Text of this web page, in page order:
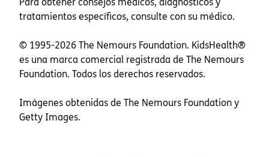
tratamientos específicos, consulte con su médico.
© 1995-2026 The Nemours Foundation. KidsHealth®
es una marca comercial registrada de The Nemours
Foundation. Todos los derechos reservados.
Imágenes obtenidas de The Nemours Foundation y
Getty Images.